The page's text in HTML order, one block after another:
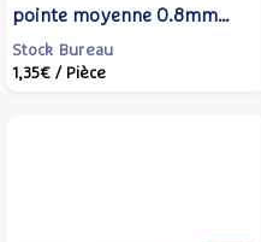
pointe moyenne 0.8mm
noir - STABILO
Stock Bureau
1,35€ / Pièce